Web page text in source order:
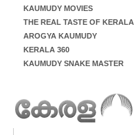
KAUMUDY MOVIES
THE REAL TASTE OF KERALA
AROGYA KAUMUDY
KERALA 360
KAUMUDY SNAKE MASTER